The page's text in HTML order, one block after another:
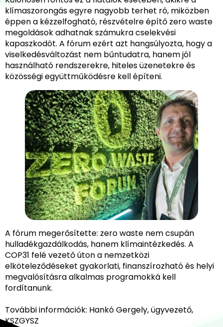
klímaszorongás egyre nagyobb terhet ró, miközben
éppen a kézzelfogható, részvételre építő zero waste
megoldások adhatnak számukra cselekvési
kapaszkodót. A fórum ezért azt hangsúlyozta, hogy a
viselkedésváltozást nem bűntudatra, hanem jól
használható rendszerekre, hiteles üzenetekre és
közösségi együttműködésre kell építeni.
A fórum megerősítette: zero waste nem csupán
hulladékgazdálkodás, hanem klímaintézkedés. A
COP31 felé vezető úton a nemzetközi
elköteleződéseket gyakorlati, finanszírozható és helyi
megvalósításra alkalmas programokká kell
fordítanunk.
További információk: Hankó Gergely, ügyvezető,
KSZGYSZ